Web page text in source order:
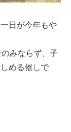
日が今年もや
みならず、子
める催しで